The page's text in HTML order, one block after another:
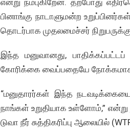
என்று நம்புகிறேன். தற்போது
பினாங்கு நாடாளுமன்ற
தொடர்பாக முதலமைச்சர்
இந்த மனுவானது,
கோரிக்கை வைப்பதையே
“மனுதாரர்கள் இந்த
நாங்கள் உறுதியாக உள்ளோம்,” என்று
டுவா நீர் சுத்திகரிப்பு ஆலையில்